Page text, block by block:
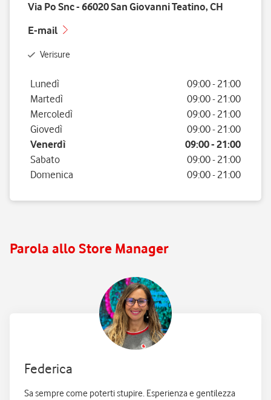
Via Po Snc - 66020 San Giovanni Teatino, CH
E-mail
Verisure
Giorno della settimana
Lunedì 09:00- 21:00
Martedì
09:00- 21:00
Mercoledì
09:00- 21:00
Giovedì
09:00- 21:00
Venerdì
09:00- 21:00
Sabato
09:00- 21:00
Domenica
09:00- 21:00
Parola allo Store Manager
Federica
Sa sempre come poterti stupire. Esperienza e gentilezza